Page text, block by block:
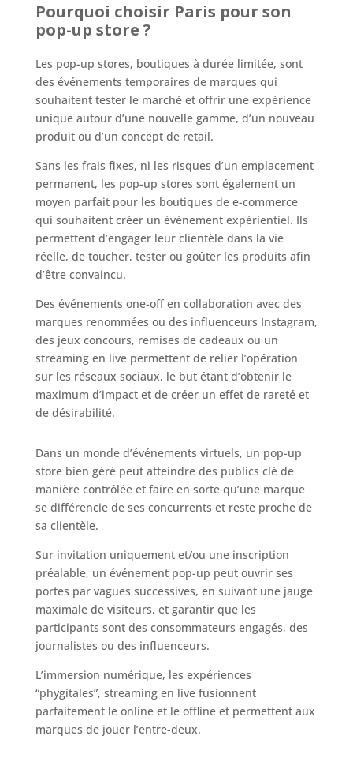
Pourquoi choisir Paris pour son
pop-up store ?
Les pop-up stores, boutiques à durée limitée, sont
des événements temporaires de marques qui
souhaitent tester le marché et offrir une expérience
unique autour d’une nouvelle gamme, d’un nouveau
produit ou d’un concept de retail.
Sans les frais fixes, ni les risques d’un emplacement
permanent, les pop-up stores sont également un
moyen parfait pour les boutiques de e-commerce
qui souhaitent créer un événement expérientiel. Ils
permettent d’engager leur clientèle dans la vie
réelle, de toucher, tester ou goûter les produits afin
d’être convaincu.
Des événements one-off en collaboration avec des
marques renommées ou des influenceurs Instagram,
des jeux concours, remises de cadeaux ou un
streaming en live permettent de relier l’opération
sur les réseaux sociaux, le but étant d’obtenir le
maximum d’impact et de créer un effet de rareté et
de désirabilité.
Dans un monde d’événements virtuels, un pop-up
store bien géré peut atteindre des publics clé de
manière contrôlée et faire en sorte qu’une marque
se différencie de ses concurrents et reste proche de
sa clientèle.
Sur invitation uniquement et/ou une inscription
préalable, un événement pop-up peut ouvrir ses
portes par vagues successives, en suivant une jauge
maximale de visiteurs, et garantir que les
participants sont des consommateurs engagés, des
journalistes ou des influenceurs.
L’immersion numérique, les expériences
“phygitales”, streaming en live fusionnent
parfaitement le online et le offline et permettent aux
marques de jouer l’entre-deux.